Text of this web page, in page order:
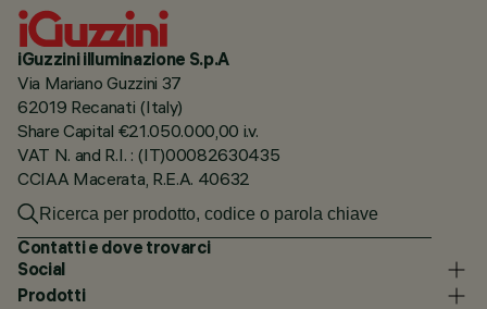
iGuzzini illuminazione S.p.A
Via Mariano Guzzini 37
62019 Recanati (Italy)
Share Capital €21.050.000,00 i.v.
VAT N. and R.I. : (IT)00082630435
CCIAA Macerata, R.E.A. 40632
Contatti e dove trovarci
Social
Prodotti